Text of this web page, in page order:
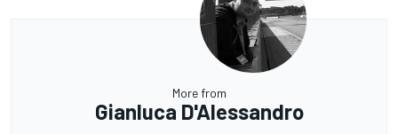
More from
Gianluca D'Alessandro